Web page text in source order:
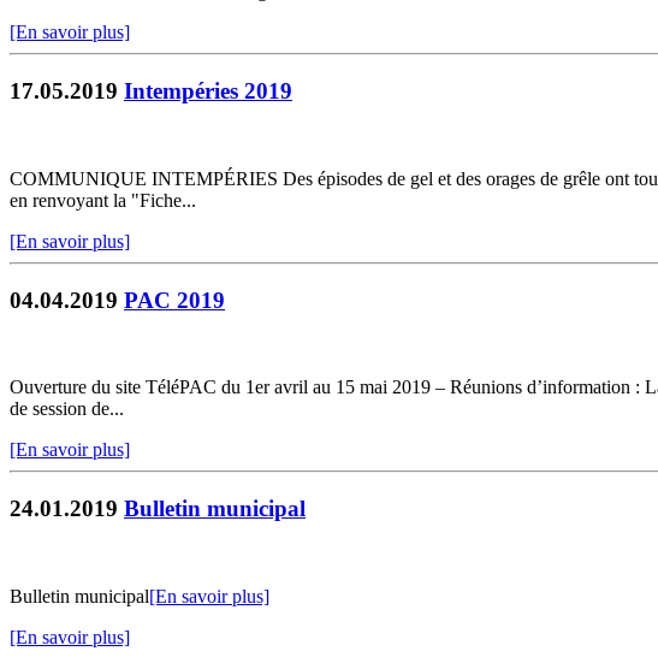
[En savoir plus]
17.05.2019 Intempéries 2019
COMMUNIQUE INTEMPÉRIES Des épisodes de gel et des orages de grêle ont
en renvoyant la "Fiche...
[En savoir plus]
04.04.2019 PAC 2019
Ouverture du site TéléPAC du 1er avril au 15 mai 2019 – Réunions d’information :
de session de...
[En savoir plus]
24.01.2019 Bulletin municipal
Bulletin municipal[En savoir plus]
[En savoir plus]